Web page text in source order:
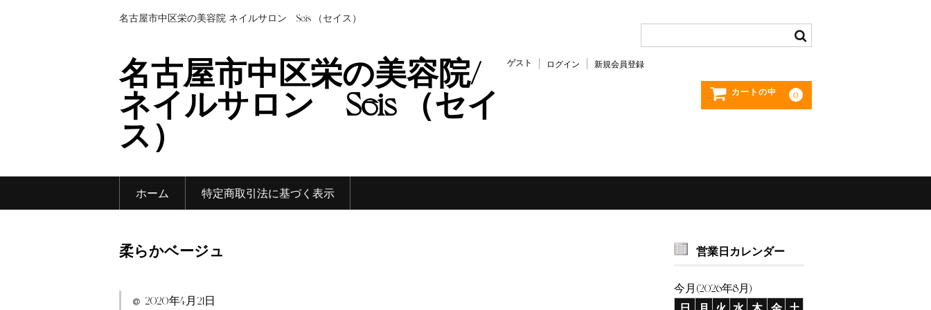
名古屋市中区栄の美容院/ネイルサロン Seis （セイス）
名古屋市中区栄の美容院/
ネイルサロン Seis （セイ
ス）
ゲスト ログイン 新規会員登録
カートの中 0
ホーム 特定商取引法に基づく表示
柔らかベージュ
2020年4月21日
営業日カレンダー
今月(2026年8月)